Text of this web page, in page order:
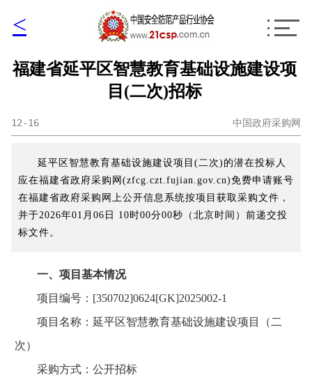
<
福建省延平区智慧教育基础设施建设项
目(二次)招标
12-16 中国政府采购网
延平区智慧教育基础设施建设项目(二次)的潜在投标人
应在福建省政府采购网(zfcg.czt.fujian.gov.cn)免费申请账号
在福建省政府采购网上公开信息系统按项目获取采购文件，
并于2026年01月06日 10时00分00秒（北京时间）前递交投
标文件。
一、项目基本情况
项目编号：[350702]0624[GK]2025002-1
项目名称：延平区智慧教育基础设施建设项目（二
次）
采购方式：公开招标